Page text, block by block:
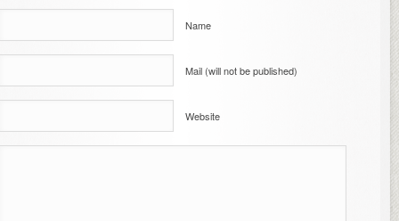
Name
Mail (will not be published)
Website